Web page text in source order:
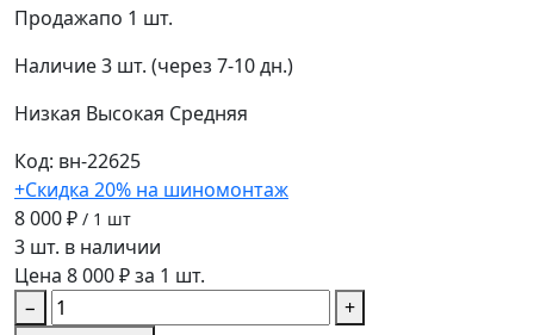
Продажапо 1 шт.
Наличие3 шт. (через 7-10 дн.)
Низкая Высокая Средняя
Код: вн-22625
+Скидка 20% на шиномонтаж
8 000 ₽ / 1 шт
3 шт. в наличии
Цена 8 000 ₽ за 1 шт.
−
+